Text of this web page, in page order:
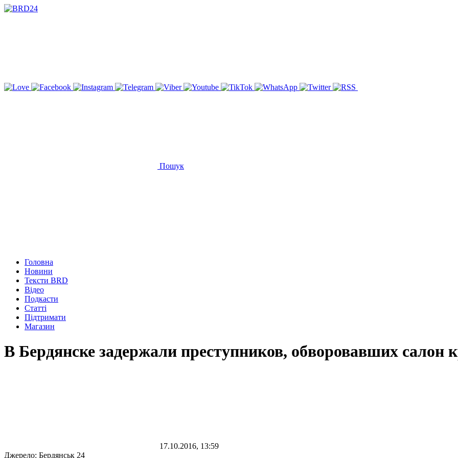
Пошук
Головна
Новини
Тексти BRD
Відео
Подкасти
Статті
Підтримати
Магазин
В Бердянске задержали преступников, обворовавших салон
17.10.2016, 13:59
Джерело: Бердянськ 24